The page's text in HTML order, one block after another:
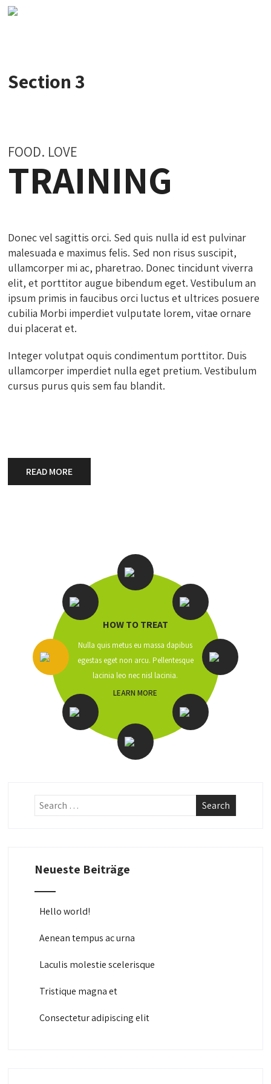
Section 3
FOOD. LOVE
TRAINING
Donec vel sagittis orci. Sed quis nulla id est pulvinar
malesuada e maximus felis. Sed non risus suscipit,
ullamcorper mi ac, pharetrao. Donec tincidunt viverra
elit, et porttitor augue bibendum eget. Vestibulum an
ipsum primis in faucibus orci luctus et ultrices posuere
cubilia Morbi imperdiet vulputate lorem, vitae ornare
dui placerat et.
Integer volutpat oquis condimentum porttitor. Duis
ullamcorper imperdiet nulla eget pretium. Vestibulum
cursus purus quis sem fau blandit.
READ MORE
HOW TO TREAT
Nulla quis metus eu massa dapibus
egestas eget non arcu. Pellentesque
lacinia leo nec nisl lacinia.
LEARN MORE
Neueste Beiträge
Hello world!
Aenean tempus ac urna
Laculis molestie scelerisque
Tristique magna et
Consectetur adipiscing elit